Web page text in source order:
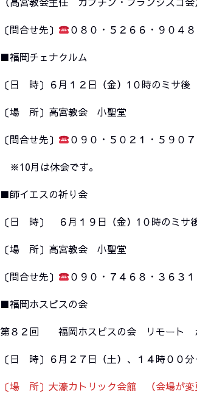
〔問合せ先〕 ０８０・５２６６・９０４
■福岡チェナクルム
〔日 時〕６月１２日（金）1０時のミサ後
〔場 所〕高宮教会 小聖堂
〔問合せ先〕 ０９０・５０２１・５９０
※10月は休会です。
■師イエスの祈り会
〔日 時〕 ６月１９日（金）1０時のミサ
〔場 所〕高宮教会 小聖堂
〔問合せ先〕 ０９０・７４６８・３６３
■福岡ホスピスの会
第８２回 福岡ホスピスの会 リモート が
〔日 時〕６月２７日（土）、１４時００
〔場 所〕大濠カトリック会館 （会場が変